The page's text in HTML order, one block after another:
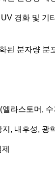
경화 및 기
된 분자량 분
엘라스토머, 수
, 내후성, 광